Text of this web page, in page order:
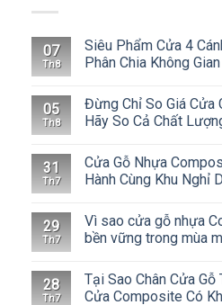
07
Th8
Siêu Phẩm Cửa 4
Phân Chia Không
05
Th8
Đừng Chỉ So Giá Cửa
Hãy So Cả Chất
31
Th7
Cửa Gỗ Nhựa
Hành Cùng Khu Nghỉ
29
Th7
Vì sao cửa gỗ nhựa
bền vững trong mùa
28
Th7
Tại Sao Chân Cửa
Cửa Composite Có